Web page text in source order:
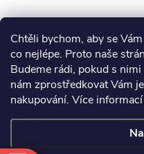
Chtěli bychom, aby se
co nejlépe. Proto naše
Budeme rádi, pokud s
nám zprostředkovat Vám
nakupování. Více informací